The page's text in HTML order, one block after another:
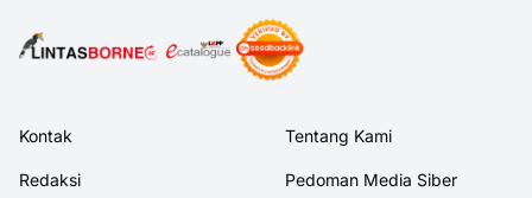
Kontak Tentang Kami
Redaksi Pedoman Media Siber